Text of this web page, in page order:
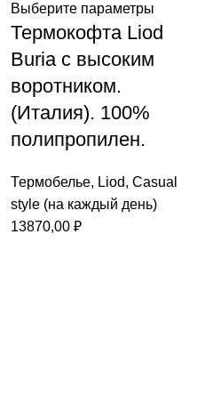
Выберите параметры
Термокофта Liod
Buria с высоким
воротником.
(Италия). 100%
полипропилен.
Термобелье, Liod, Casual
style (на каждый день)
13870,00 ₽